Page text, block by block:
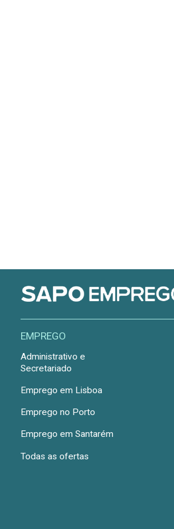
EMPREGO
Administrativo e
Secretariado
Emprego em Lisboa
Emprego no Porto
Emprego em Santarém
Todas as ofertas